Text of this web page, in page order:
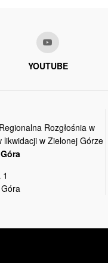
YOUTUBE
Rozgłośnia w
w Zielonej Górze